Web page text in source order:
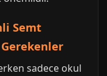
Semt
sadece okul